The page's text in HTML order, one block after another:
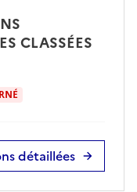
CLASSÉES
détaillées